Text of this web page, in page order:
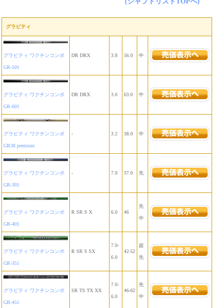
グラビティ
グラビティ ワクチンコンポ
GR-501
DR DRX 3.8 56.0 中
グラビティ ワクチンコンポ
GR-601
DR DRX 3.6 63.0 中
グラビティ ワクチンコンポ
GR38 premium
- 3.2 38.0 中
グラビティ ワクチンコンポ
GR-301
- 7.0 37.0 先
グラビティ ワクチンコンポ
GR-401
R SR S X 6.0 46
先
中
グラビティ ワクチンコンポ
GR-351
R SR S SX
7.0-
6.0
42-52
超
先
グラビティ ワクチンコンポ
GR-451
SR TS TX XX
7.0-
6.0
46-62
先
中